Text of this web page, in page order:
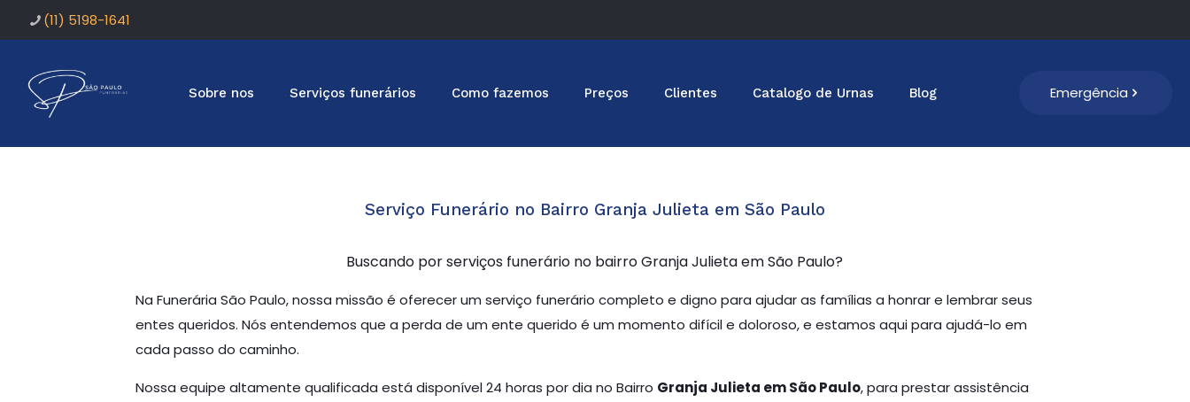
(11) 5198-1641
Sobre nos Serviços funerários Como fazemos Preços Clientes Catalogo de Urnas Blog Emergência
Serviço Funerário no Bairro Granja Julieta em São Paulo
Buscando por serviços funerário no bairro Granja Julieta em São Paulo?
Na Funerária São Paulo, nossa missão é oferecer um serviço funerário completo e digno para ajudar as famílias a honrar e lembrar seus
entes queridos. Nós entendemos que a perda de um ente querido é um momento difícil e doloroso, e estamos aqui para ajudá-lo em
cada passo do caminho.
Nossa equipe altamente qualificada está disponível 24 horas por dia no Bairro Granja Julieta em São Paulo, para prestar assistência